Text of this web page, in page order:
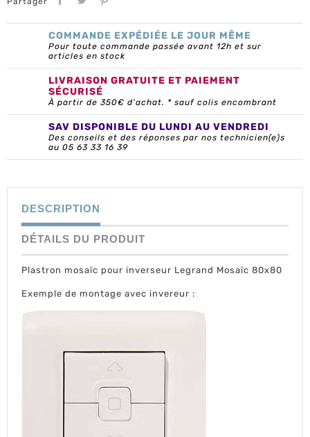
COMMANDE EXPÉDIÉE LE JOUR MÊME
Pour toute commande passée avant 12h et sur
articles en stock
LIVRAISON GRATUITE ET PAIEMENT
SÉCURISÉ
À partir de 350€ d’achat. * sauf colis encombrant
SAV DISPONIBLE DU LUNDI AU VENDREDI
Des conseils et des réponses par nos technicien(e)s
au 05 63 33 16 39
DESCRIPTION
DÉTAILS DU PRODUIT
Plastron mosaïc pour inverseur Legrand Mosaïc 80x80
Exemple de montage avec invereur :